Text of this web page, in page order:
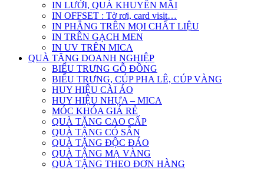
IN LƯỚI, QUÀ KHUYẾN MÃI
IN OFFSET : Tờ rơi, card visit…
IN PHẲNG TRÊN MỌI CHẤT LIỆU
IN TRÊN GẠCH MEN
IN UV TRÊN MICA
QUÀ TẶNG DOANH NGHIỆP
BIỂU TRƯNG GỖ ĐỒNG
BIỂU TRƯNG, CÚP PHA LÊ, CÚP VÀNG
HUY HIỆU CÀI ÁO
HUY HIỆU NHỰA – MICA
MÓC KHÓA GIÁ RẺ
QUÀ TẶNG CAO CẤP
QUÀ TẶNG CÓ SẴN
QUÀ TẶNG ĐỘC ĐÁO
QUÀ TẶNG MẠ VÀNG
QUÀ TẶNG THEO ĐƠN HÀNG